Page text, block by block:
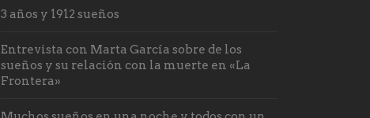
3 años y 1912 sueños
Entrevista con Marta García sobre de los
sueños y su relación con la muerte en «La
Frontera»